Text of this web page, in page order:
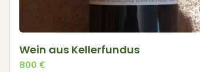
Wein aus Kellerfundus
800 €